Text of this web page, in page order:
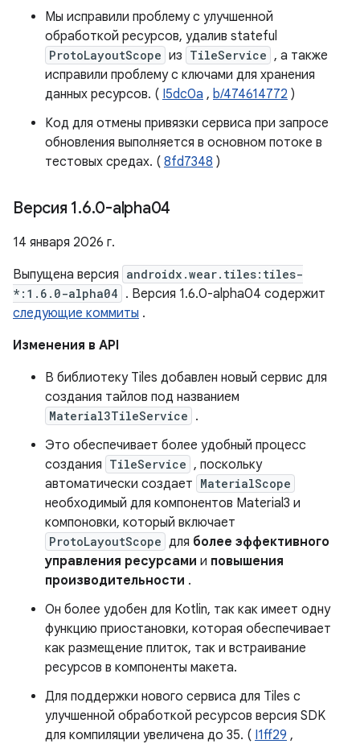
Мы исправили проблему с улучшенной
обработкой ресурсов, удалив stateful
ProtoLayoutScope из TileService , а также
исправили проблему с ключами для хранения
данных ресурсов. ( I5dc0a , b/474614772 )
Код для отмены привязки сервиса при запросе
обновления выполняется в основном потоке в
тестовых средах. ( 8fd7348 )
Версия 1.6.0-alpha04
14 января 2026 г.
Выпущена версия androidx.wear.tiles:tiles-
*:1.6.0-alpha04 . Версия 1.6.0-alpha04 содержит
следующие коммиты .
Изменения в API
В библиотеку Tiles добавлен новый сервис для
создания тайлов под названием
Material3TileService .
Это обеспечивает более удобный процесс
создания TileService , поскольку
автоматически создает MaterialScope
необходимый для компонентов Material3 и
компоновки, который включает
ProtoLayoutScope для более эффективного
управления ресурсами и повышения
производительности .
Он более удобен для Kotlin, так как имеет одну
функцию приостановки, которая обеспечивает
как размещение плиток, так и встраивание
ресурсов в компоненты макета.
Для поддержки нового сервиса для Tiles с
улучшенной обработкой ресурсов версия SDK
для компиляции увеличена до 35. ( I1ff29 ,